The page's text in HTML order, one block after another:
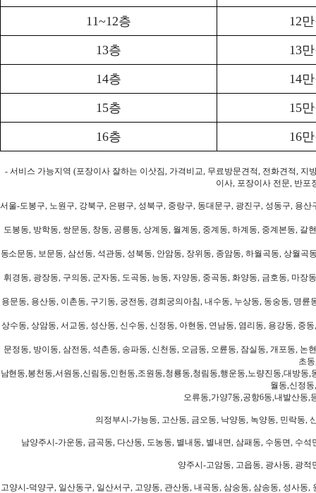
11~12층 12
13층 13
14층 14
15층 15
16층 16
- 서비스 가능지역 (포장이사 잘하는 이삿짐, 가격비교, 무료방문견적, 전화견적,
이사, 포장이사 전문, 반포
서울-도봉구, 노원구, 강북구, 은평구, 성북구, 중랑구, 동대문구, 광진구, 성동구, 용
도봉동, 방학동, 쌍문동, 창동, 공릉동, 상계동, 월계동, 중계동, 하계동, 중계본동,
동소문동, 보문동, 삼선동, 석관동, 성북동, 안암동, 장위동, 종암동, 하월곡동, 상월
휘경동, 광장동, 구의동, 군자동, 도곡동, 능동, 자양동, 중곡동, 화양동, 금호동, 마
용문동, 용산동, 이촌동, 구기동, 궁전동, 경희궁의아침, 내수동, 누상동, 동숭동, 명
상수동, 상암동, 서교동, 성산동, 신수동, 신정동, 아현동, 연남동, 염리동, 용강동, 중
문정동, 방이동, 삼전동, 석촌동, 송파동, 신천동, 오금동, 오륜동, 잠실동, 개포동,
초
남현동,봉천동,서원동,신림동,인헌동,조원동,청룡동,청림동,행운동,노량진동,대방
월동,신정
오류동,가양7동,공항6동,내발산동,
의정부시-가능동, 고산동, 금오동, 낙양동, 녹양동, 민락동,
남양주시-가운동, 금곡동, 다산동, 도농동, 별내동, 별내면, 삼패동, 수동면, 수
양주시-고암동, 고읍동, 광사동, 광
고양시-덕양구, 일산동구, 일산서구, 고양동, 관산동, 내곡동, 삼숭동, 삼송동, 성사